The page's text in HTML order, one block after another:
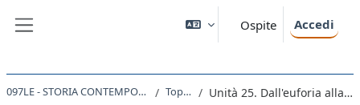
Ospite Accedi
097LE - STORIA CONTEMPORANEA 2019 Topic 25 Unità 25. Dall'euforia alla crisi: 1929.